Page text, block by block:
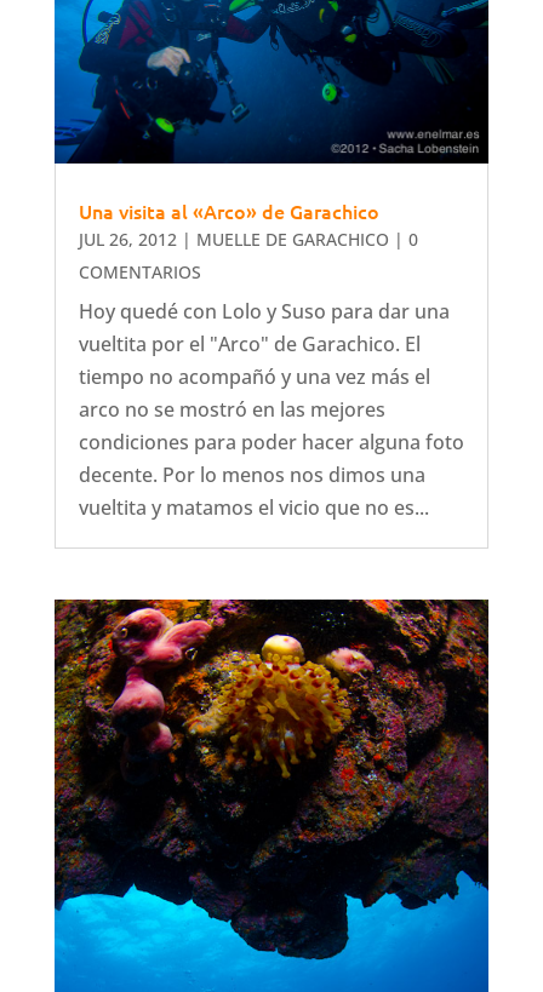
Una visita al «Arco» de Garachico
JUL 26, 2012| MUELLE DE GARACHICO | 0
COMENTARIOS
Hoy quedé con Lolo y Suso para dar una
vueltita por el "Arco" de Garachico. El
tiempo no acompañó y una vez más el
arco no se mostró en las mejores
condiciones para poder hacer alguna foto
decente. Por lo menos nos dimos una
vueltita y matamos el vicio que no es...